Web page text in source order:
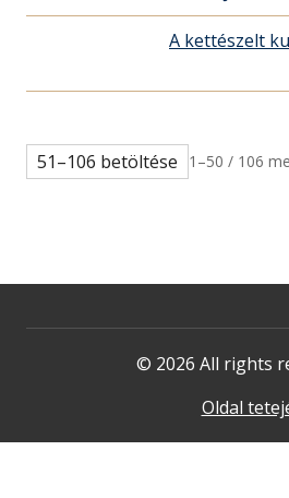
A kettészelt
51–106 betöltése 1–50 / 106
© 2026 All rights
Oldal